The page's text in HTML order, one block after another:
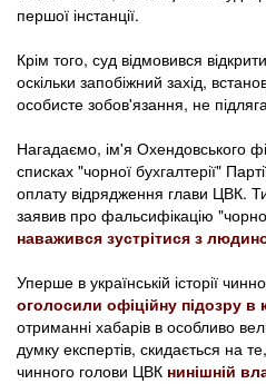
першої інстанції.
Крім того, суд відмовився
оскільки запобіжний захід,
особисте зобов'язання, не
Нагадаємо, ім'я Охендовського
списках "чорної бухгалтерії"
оплату відрядження глави ЦВК.
заявив про фальсифікацію
наважився зустрітися з
Уперше в українській історії
оголосили офіційну підозру в
отриманні хабарів в особливо
думку експертів, скидається на
чинного голови ЦВК нинішній